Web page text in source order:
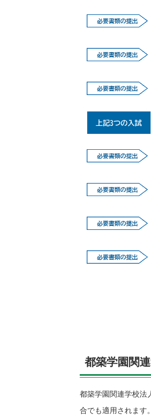
都築学園関
都築学園関連学校法
合でも適用されます